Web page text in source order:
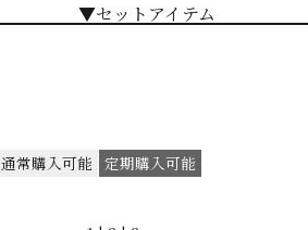
▼セットアイテム
通常購入可能 定期購入可能